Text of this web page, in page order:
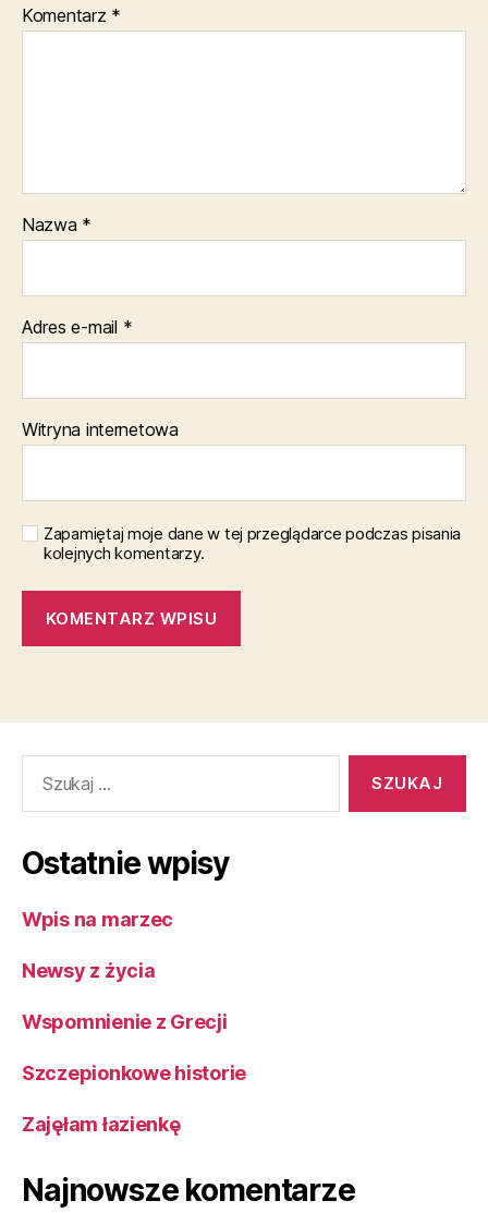
Komentarz *
Nazwa *
Adres e-mail *
Witryna internetowa
Zapamiętaj moje dane w tej przeglądarce podczas pisania
kolejnych komentarzy.
Ostatnie wpisy
Wpis na marzec
Newsy z życia
Wspomnienie z Grecji
Szczepionkowe historie
Zajęłam łazienkę
Najnowsze komentarze